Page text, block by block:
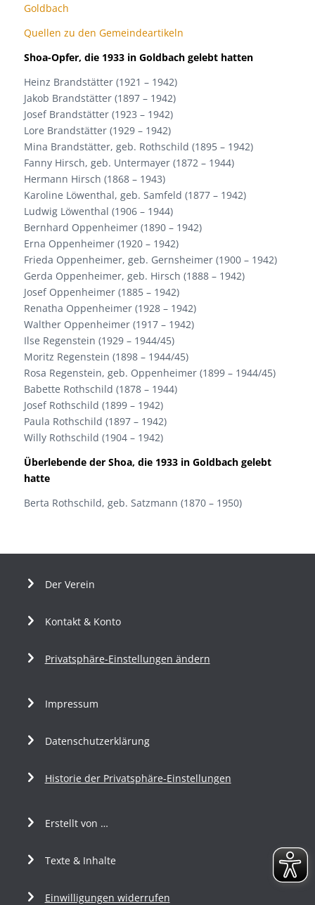
Goldbach
Quellen zu den Gemeindeartikeln
Shoa-Opfer, die 1933 in Goldbach gelebt hatten
Heinz Brandstätter (1921 – 1942)
Jakob Brandstätter (1897 – 1942)
Josef Brandstätter (1923 – 1942)
Lore Brandstätter (1929 – 1942)
Mina Brandstätter, geb. Rothschild (1895 – 1942)
Fanny Hirsch, geb. Untermayer (1872 – 1944)
Hermann Hirsch (1868 – 1943)
Karoline Löwenthal, geb. Samfeld (1877 – 1942)
Ludwig Löwenthal (1906 – 1944)
Bernhard Oppenheimer (1890 – 1942)
Erna Oppenheimer (1920 – 1942)
Frieda Oppenheimer, geb. Gernsheimer (1900 – 1942)
Gerda Oppenheimer, geb. Hirsch (1888 – 1942)
Josef Oppenheimer (1885 – 1942)
Renatha Oppenheimer (1928 – 1942)
Walther Oppenheimer (1917 – 1942)
Ilse Regenstein (1929 – 1944/45)
Moritz Regenstein (1898 – 1944/45)
Rosa Regenstein, geb. Oppenheimer (1899 – 1944/45)
Babette Rothschild (1878 – 1944)
Josef Rothschild (1899 – 1942)
Paula Rothschild (1897 – 1942)
Willy Rothschild (1904 – 1942)
Überlebende der Shoa, die 1933 in Goldbach gelebt
hatte
Berta Rothschild, geb. Satzmann (1870 – 1950)
Der Verein
Kontakt & Konto
Privatsphäre-Einstellungen ändern
Impressum
Datenschutzerklärung
Historie der Privatsphäre-Einstellungen
Erstellt von …
Texte & Inhalte
Einwilligungen widerrufen